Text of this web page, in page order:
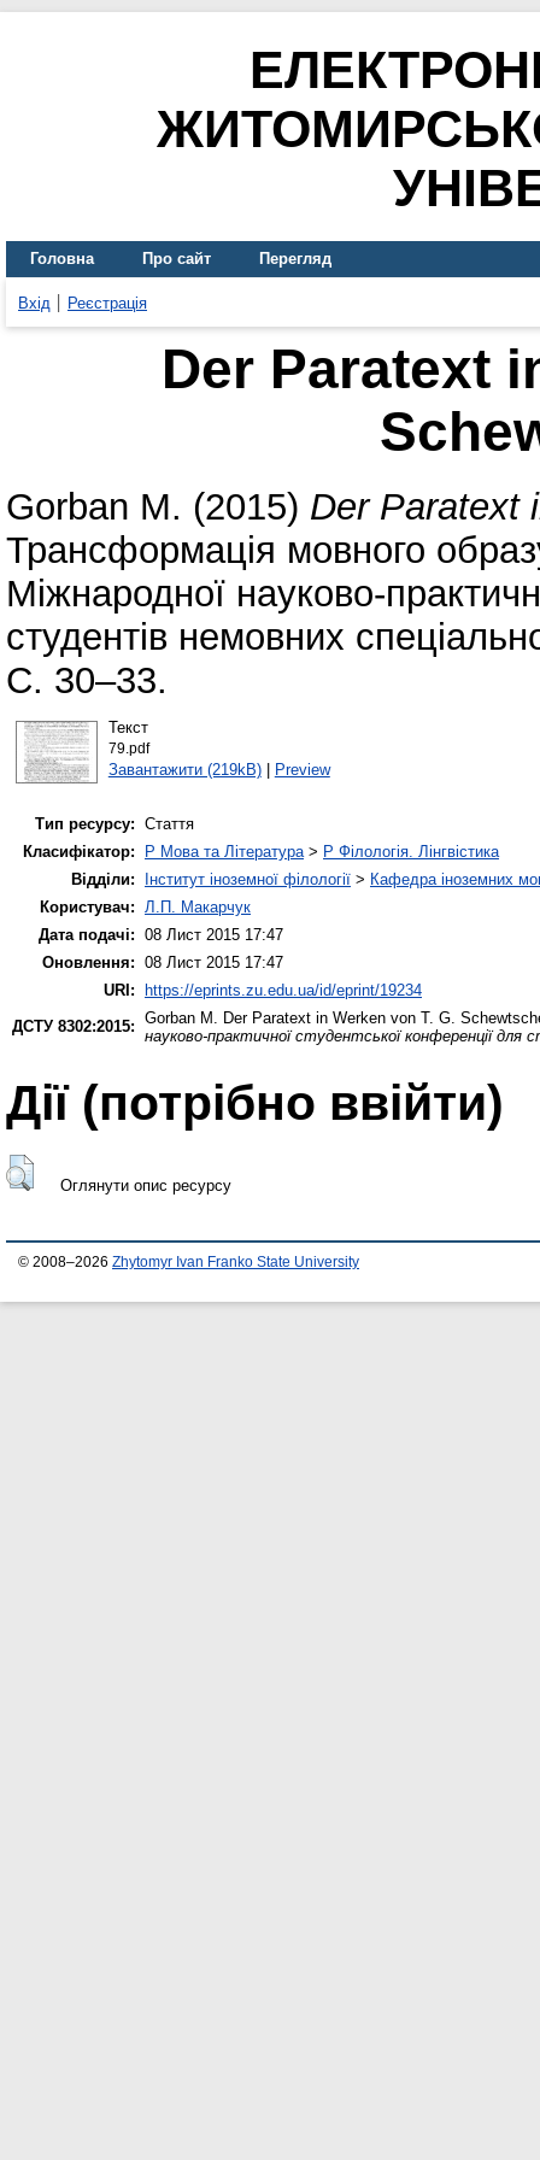
Головна Про сайт Перегляд
Вхід Реєстрація
Der Paratext
Gorban М. (2015) Der Paratext
Трансформація мовного
Міжнародної науково-
студентів немовних
С. 30–33.
Текст
79.pdf
Завантажити (219kB)| Preview
Тип ресурсу: Стаття
Класифікатор:
P Мова та Література> P Філологія. Лінгвістика
Відділи:
Інститут іноземної філології > Кафедра іноземних
Користувач: Л.П. Макарчук
Дата подачі: 08 Лист 2015 17:47
Оновлення: 08 Лист 2015 17:47
URI:
https://eprints.zu.edu.ua/id/eprint/19234
ДСТУ 8302:2015: Gorban М. Der Paratext in Werken von T. G.
науково-практичної студентської конференції
Дії ​​(потрібно ввійти)
Оглянути опис ресурсу
© 2008–2026 Zhytomyr Ivan Franko State University